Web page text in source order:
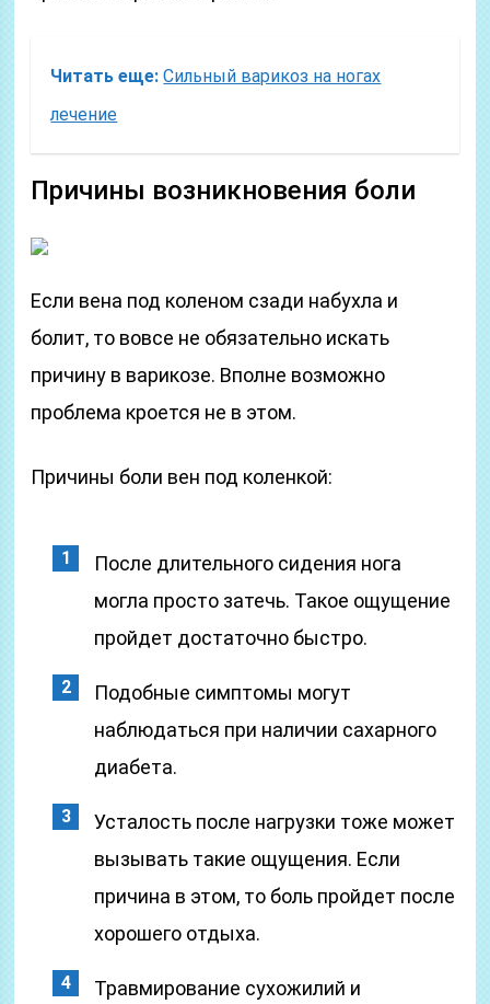
Читать еще: Сильный варикоз на ногах
лечение
Причины возникновения боли
Если вена под коленом сзади набухла и
болит, то вовсе не обязательно искать
причину в варикозе. Вполне возможно
проблема кроется не в этом.
Причины боли вен под коленкой:
После длительного сидения нога
могла просто затечь. Такое ощущение
пройдет достаточно быстро.
Подобные симптомы могут
наблюдаться при наличии сахарного
диабета.
Усталость после нагрузки тоже может
вызывать такие ощущения. Если
причина в этом, то боль пройдет после
хорошего отдыха.
Травмирование сухожилий и